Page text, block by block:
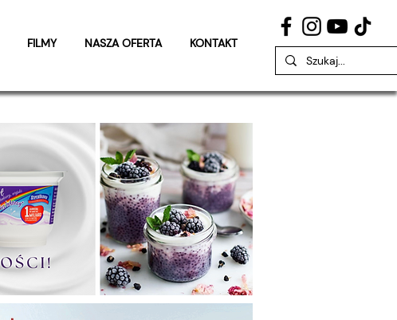
FILMY NASZA OFERTA KONTAKT